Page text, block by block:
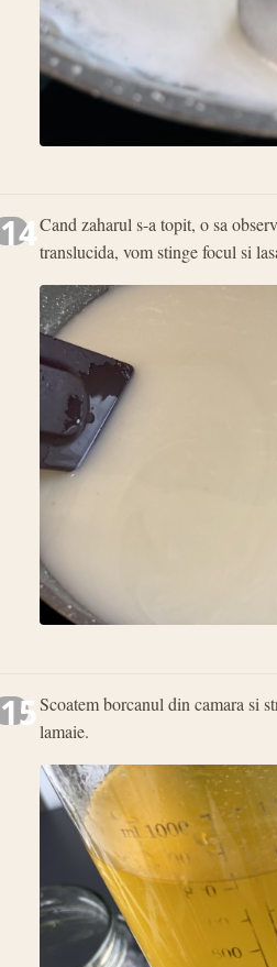
14Cand zaharul s-a topit, o sa
translucida, vom stinge focul si
15Scoatem borcanul din camara si
lamaie.